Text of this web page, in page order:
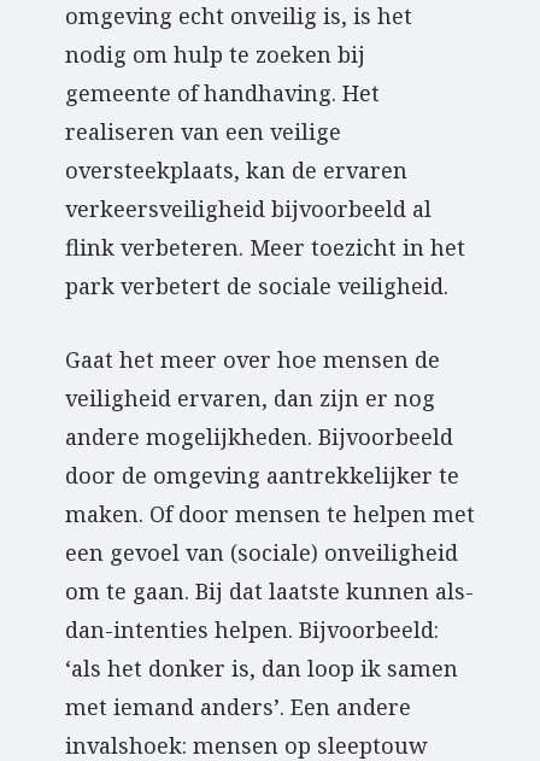
omgeving echt onveilig is, is het
nodig om hulp te zoeken bij
gemeente of handhaving. Het
realiseren van een veilige
oversteekplaats, kan de ervaren
verkeersveiligheid bijvoorbeeld al
flink verbeteren. Meer toezicht in het
park verbetert de sociale veiligheid.
Gaat het meer over hoe mensen de
veiligheid ervaren, dan zijn er nog
andere mogelijkheden. Bijvoorbeeld
door de omgeving aantrekkelijker te
maken. Of door mensen te helpen met
een gevoel van (sociale) onveiligheid
om te gaan. Bij dat laatste kunnen als-
dan-intenties helpen. Bijvoorbeeld:
‘als het donker is, dan loop ik samen
met iemand anders’. Een andere
invalshoek: mensen op sleeptouw